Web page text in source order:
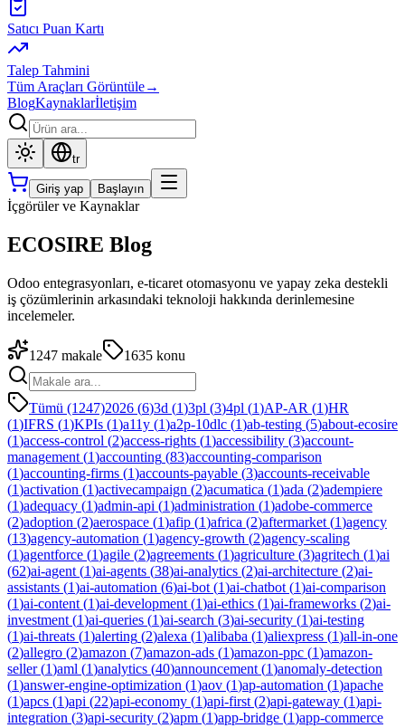
Satıcı Puan Kartı
Talep Tahmini
Tüm Araçları Görüntüle→
BlogKaynaklarİletişim
tr
Giriş yap Başlayın
İçgörüler ve Kaynaklar
ECOSIRE Blog
Odoo entegrasyonları, e-ticaret otomasyonu ve yapay zeka destekli
iş çözümlerinin arkasındaki teknoloji hakkında derinlemesine
incelemeler.
1247 makale 1635 konu
Tümü (1247)2026 (6)3d (1)3pl (3)4pl (1)AP-AR (1)HR
(1)IFRS (1)KPIs (1)a11y (1)a2p-10dlc (1)ab-testing (5)about-ecosire
(1)access-control (2)access-rights (1)accessibility (3)account-
management (1)accounting (83)accounting-comparison
(1)accounting-firms (1)accounts-payable (3)accounts-receivable
(1)activation (1)activecampaign (2)acumatica (1)ada (2)adempiere
(1)adequacy (1)admin-api (1)administration (1)adobe-commerce
(2)adoption (2)aerospace (1)afip (1)africa (2)aftermarket (1)agency
(13)agency-automation (1)agency-growth (2)agency-scaling
(1)agentforce (1)agile (2)agreements (1)agriculture (3)agritech (1)ai
(62)ai-agent (1)ai-agents (38)ai-analytics (2)ai-architecture (2)ai-
assistants (1)ai-automation (6)ai-bot (1)ai-chatbot (1)ai-comparison
(1)ai-content (1)ai-development (1)ai-ethics (1)ai-frameworks (2)ai-
investment (1)ai-queries (1)ai-search (3)ai-security (1)ai-testing
(1)ai-threats (1)alerting (2)alexa (1)alibaba (1)aliexpress (1)all-in-one
(2)allegro (2)amazon (7)amazon-ads (1)amazon-ppc (1)amazon-
seller(1)aml (1)analytics (40)announcement (1)anomaly-detection
(1)answer-engine-optimization (1)aov (1)ap-automation (1)apache
(1)apcs (1)api (22)api-economy (1)api-first (2)api-gateway (1)api-
integration (3)api-security (2)apm (1)app-bridge (1)app-commerce